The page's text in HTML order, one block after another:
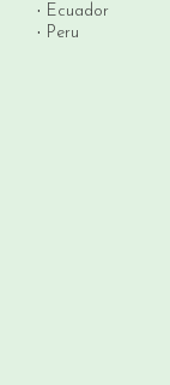
Ecuador
Peru